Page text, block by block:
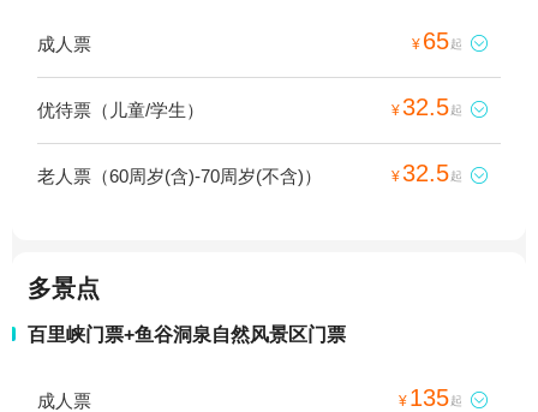
成人票 ¥ 65起 
优待票（儿童/学生） ¥32.5起 
老人票（60周岁(含)-70周岁(不含)） ¥32.5起 
多景点
百里峡门票+鱼谷洞泉自然风景区门票
成人票 ¥ 135起 